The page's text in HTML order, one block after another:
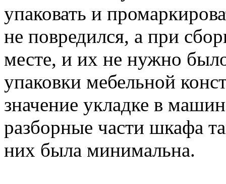
упаковать и
не повредился, а при
месте, и их не нужно
упаковки мебельной
значение укладке в
разборные части шкафа
них была минимальна.